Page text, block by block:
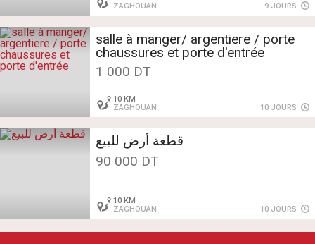
ZAGHOUAN
9 JOURS
salle à manger/ argentiere / porte
chaussures et porte d'entrée
1 000 DT
10 KM
ZAGHOUAN
10 JOURS
قطعة أرض للبيع
90 000 DT
10 KM
ZAGHOUAN
10 JOURS